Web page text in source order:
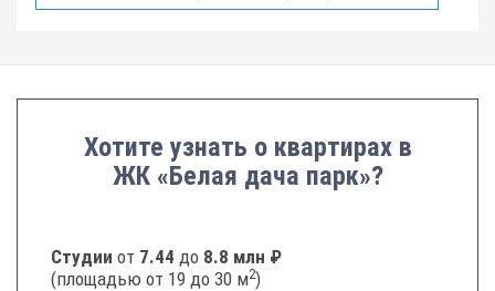
Хотите узнать о квартирах в
ЖК «Белая дача парк»?
Студии от 7.44 до 8.8 млн ₽
(площадью от 19 до 30 м2)